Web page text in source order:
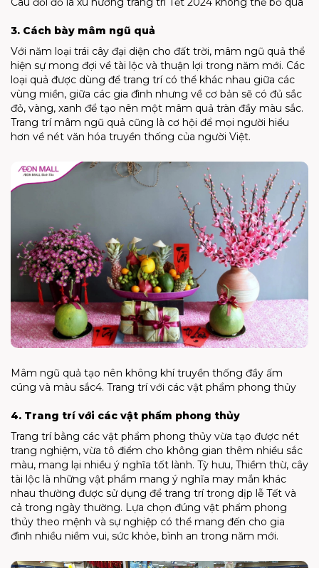
3. Cách bày mâm ngũ quả
Với năm loại trái cây đại diện cho đất trời, mâm ngũ quả thể
hiện sự mong đợi về tài lộc và thuận lợi trong năm mới. Các
loại quả được dùng để trang trí có thể khác nhau giữa các
vùng miền, giữa các gia đình nhưng về cơ bản sẽ có đủ sắc
đỏ, vàng, xanh để tạo nên một mâm quả tràn đầy màu sắc.
Trang trí mâm ngũ quả cũng là cơ hội để mọi người hiểu
hơn về nét văn hóa truyền thống của người Việt.
Mâm ngũ quả tạo nên không khí truyền thống đầy ấm
cúng và màu sắc4. Trang trí với các vật phẩm phong thủy
4. Trang trí với các vật phẩm phong thủy
Trang trí bằng các vật phẩm phong thủy vừa tạo được nét
trang nghiệm, vừa tô điểm cho không gian thêm nhiều sắc
màu, mang lại nhiều ý nghĩa tốt lành. Tỳ hưu, Thiềm thừ, cây
tài lộc là những vật phẩm mang ý nghĩa may mắn khác
nhau thường được sử dụng để trang trí trong dịp lễ Tết và
cả trong ngày thường. Lựa chọn đúng vật phẩm phong
thủy theo mệnh và sự nghiệp có thể mang đến cho gia
đình nhiều niềm vui, sức khỏe, bình an trong năm mới.